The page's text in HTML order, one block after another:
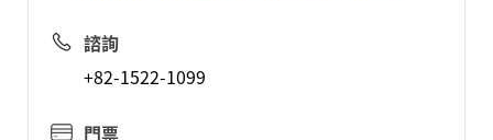
諮詢
+82-1522-1099
門票